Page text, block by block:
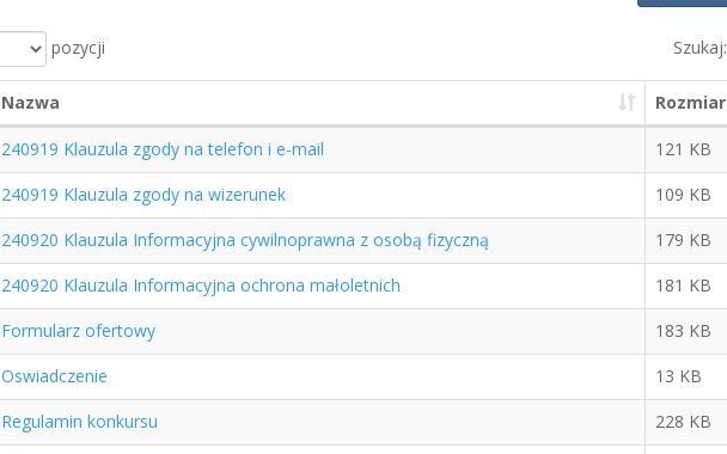
pozycji Szukaj:
Nazwa Rozmiar
240919 Klauzula zgody na telefon i e-mail 121 KB
240919 Klauzula zgody na wizerunek 109 KB
240920 Klauzula Informacyjna cywilnoprawna z osobą fizyczną 179 KB
240920 Klauzula Informacyjna ochrona małoletnich 181 KB
Formularz ofertowy 183 KB
Oswiadczenie 13 KB
Regulamin konkursu 228 KB